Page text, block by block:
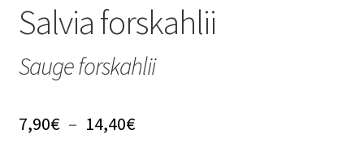
Avis GOOGLE
Salvia forskahlii
Sauge forskahlii
7,90€ – 14,40€Plage